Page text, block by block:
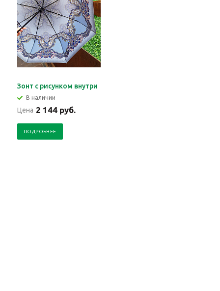
Зонт c рисунком внутри
В наличии
Цена 2 144 руб.
ПОДРОБНЕЕ